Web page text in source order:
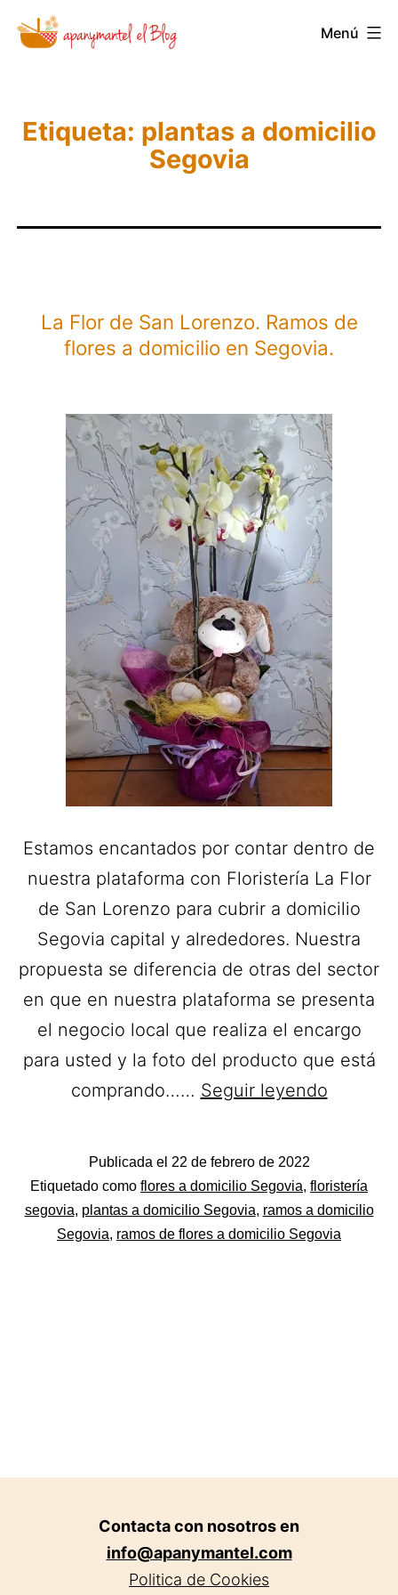
Saltar
Novedades
de
Menú
Etiqueta: plantas a domicilio
Segovia
La Flor de San Lorenzo. Ramos de
flores a domicilio en Segovia.
Estamos encantados por contar dentro de
nuestra plataforma con Floristería La Flor
de San Lorenzo para cubrir a domicilio
Segovia capital y alrededores. Nuestra
propuesta se diferencia de otras del sector
en que en nuestra plataforma se presenta
el negocio local que realiza el encargo
para usted y la foto del producto que está
comprando…… Seguir leyendoLa
San
Ramos
Publicada el 22 de febrero de 2022
Categorizado
como
Floristerías
Etiquetado como flores a domicilio Segovia, floristería
segovia, plantas a domicilio Segovia, ramos a domicilio
Segovia, ramos de flores a domicilio Segovia
Contacta con nosotros en
info@apanymantel.com
Politica de Cookies